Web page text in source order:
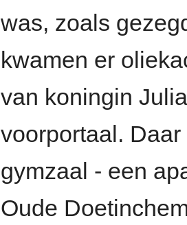
was, zoals
kwamen er
van koningin
voorportaal.
gymzaal - een
Oude